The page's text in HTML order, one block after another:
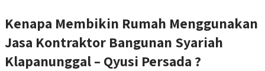
Kenapa Membikin Rumah Menggunakan
Jasa Kontraktor Bangunan Syariah
Klapanunggal – Qyusi Persada ?